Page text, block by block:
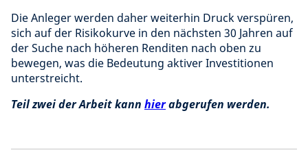
Die Anleger werden daher weiterhin Druck verspüren,
sich auf der Risikokurve in den nächsten 30 Jahren auf
der Suche nach höheren Renditen nach oben zu
bewegen, was die Bedeutung aktiver Investitionen
unterstreicht.
Teil zwei der Arbeit kann hierabgerufen werden.